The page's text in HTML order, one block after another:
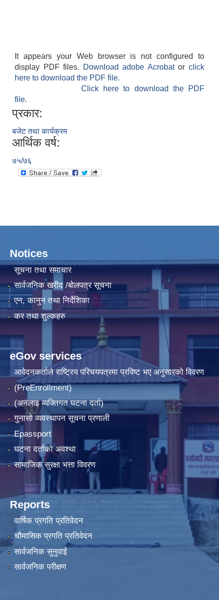
It appears your Web browser is not configured to
display PDF files.
Download adobe Acrobatorclick
here to download the PDF file.
Click here to download the PDF
file.
प्रकार:
बजेट तथा कार्यक्रम
आर्थिक वर्ष:
७५/७६
Notices
सूचना तथा समाचार
सार्वजनिक खरीद /बोलपत्र सूचना
एन, कानुन तथा निर्देशिका
कर तथा शुल्कहरु
eGov services
आवेदनकर्ताले राष्‍ट्रिय परिचयपत्रमा प्रविष्ट भए अनुसारको विवरण
(PreEnrollment)
(अनलाइ व्यक्तिगत घटना दर्ता)
गुनासो व्यवस्थापन सूचना प्रणाली
Epassport
घटना दर्ताको अवश्था
सामाजिक सुरक्षा भत्ता विवरण
Reports
वार्षिक प्रगति प्रतिवेदन
चौमासिक प्रगति प्रतिवेदन
सार्वजनिक सुनुवाई
सार्वजनिक परीक्षण